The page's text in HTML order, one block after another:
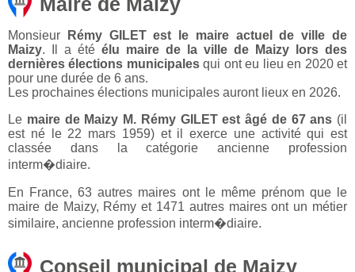
Monsieur
Rémy GILET est le maire actuel de ville de
Maizy. Il a été élu maire de la ville de Maizy lors des
dernières élections municipalesqui ont eu lieu en 2020 et
pour une durée de 6 ans.
Les prochaines élections municipales auront lieux en 2026.
Le maire de Maizy M. Rémy GILET est âgé de 67 ans (il
est né le 22 mars 1959) et il exerce une activité qui est
classée dans la catégorie ancienne profession
interm�diaire.
En France, 63 autres maires ont le même prénom que le
maire de Maizy, Rémy et 1471 autres maires ont un métier
similaire, ancienne profession interm�diaire.
Conseil municipal de Maizy